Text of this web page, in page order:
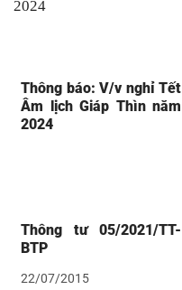
Thông báo: V/v nghỉ Tết
Âm lịch Giáp Thìn năm
2024
Thông tư 05/2021/TT-
BTP
22/07/2015